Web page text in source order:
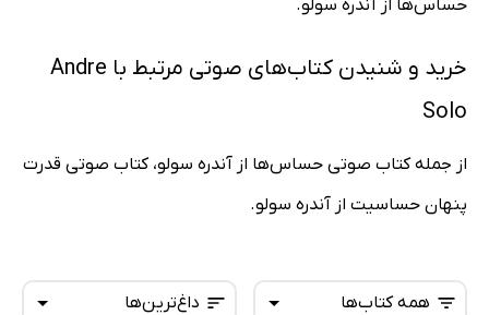
حساس‌ها از آندره سولو.
خرید و شنیدن کتاب‌های صوتی مرتبط با Andre
Solo
از جمله کتاب صوتی حساس‌ها از آندره سولو، کتاب صوتی قدرت
پنهان حساسیت از آندره سولو.
داغ‌ترین‌ها همه کتاب‌ها